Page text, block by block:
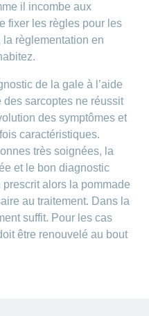
il incombe aux
fixer les règles pour les
la règlementation en
de la gale à l’aide
des sarcoptes ne réussit
des symptômes et
caractéristiques.
très soignées, la
et le bon diagnostic
alors la pommade
au traitement. Dans la
suffit. Pour les cas
être renouvelé au bout